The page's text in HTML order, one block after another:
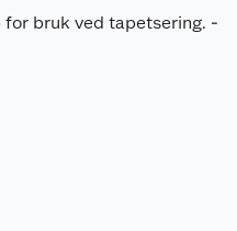
bruk ved tapetsering. -